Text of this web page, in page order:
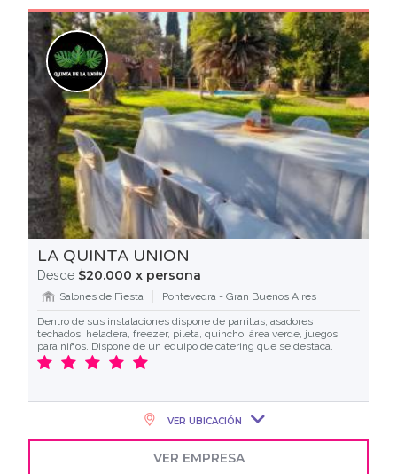
LA QUINTA UNION
Desde $20.000 x persona
Salones de Fiesta
Pontevedra - Gran Buenos Aires
Dentro de sus instalaciones dispone de parrillas, asadores
techados, heladera, freezer, pileta, quincho, área verde, juegos
para niños. Dispone de un equipo de catering que se destaca.
VER UBICACIÓN
VER EMPRESA